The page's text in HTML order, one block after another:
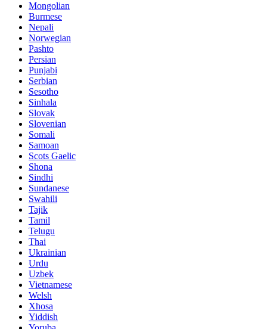
Mongolian
Burmese
Nepali
Norwegian
Pashto
Persian
Punjabi
Serbian
Sesotho
Sinhala
Slovak
Slovenian
Somali
Samoan
Scots Gaelic
Shona
Sindhi
Sundanese
Swahili
Tajik
Tamil
Telugu
Thai
Ukrainian
Urdu
Uzbek
Vietnamese
Welsh
Xhosa
Yiddish